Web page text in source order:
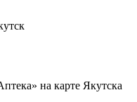
на карте Якутска